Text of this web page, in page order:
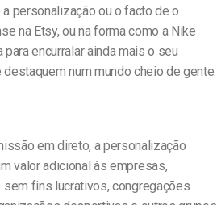
personalização ou o facto de o
na Etsy, ou na forma como a Nike
encurralar ainda mais o seu
num mundo cheio de gente.
em direto, a personalização
valor adicionalàs empresas,
fins lucrativos, congregações